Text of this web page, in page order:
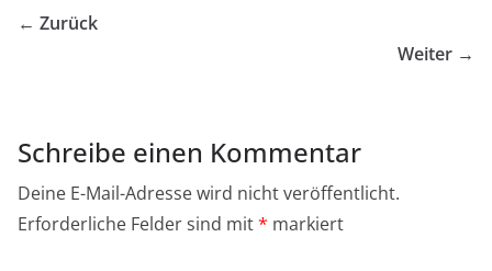
← Zurück
Weiter →
Schreibe einen Kommentar
Deine E-Mail-Adresse wird nicht veröffentlicht.
Erforderliche Felder sind mit* markiert